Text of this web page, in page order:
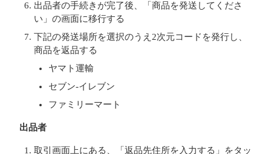
出品者の手続きが完了後、「商品を発送してくださ
い」の画面に移行する
下記の発送場所を選択のうえ2次元コードを発行し、
商品を返品する
ヤマト運輸
セブン-イレブン
ファミリーマート
出品者
取引画面上にある、「返品先住所を入力する」をタッ